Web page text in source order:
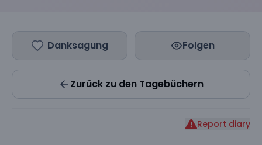
Danksagung Folgen
Zurück zu den Tagebüchern
Report diary